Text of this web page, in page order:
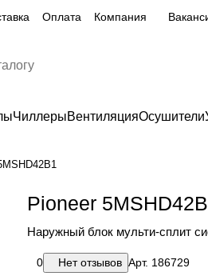
Оплата Компания
ЧиллерыВентиляцияОсушители
Pioneer
Наружный блок мульти-сплит
0 Нет отзывов Арт. 186729